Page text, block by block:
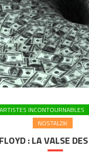
ARTISTES INCONTOURNABLES
NOSTALZIK
: LA VALSE